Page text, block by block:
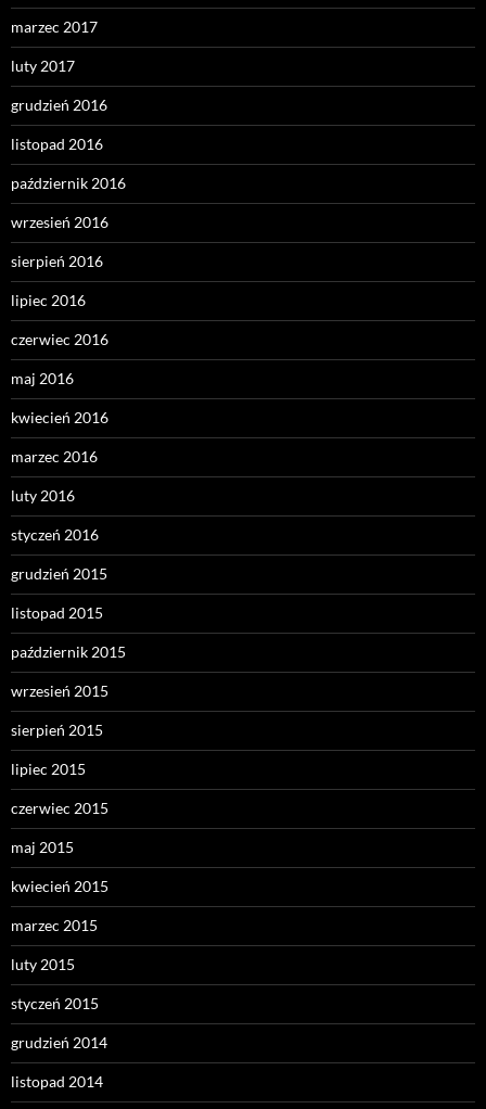
marzec 2017
luty 2017
grudzień 2016
listopad 2016
październik 2016
wrzesień 2016
sierpień 2016
lipiec 2016
czerwiec 2016
maj 2016
kwiecień 2016
marzec 2016
luty 2016
styczeń 2016
grudzień 2015
listopad 2015
październik 2015
wrzesień 2015
sierpień 2015
lipiec 2015
czerwiec 2015
maj 2015
kwiecień 2015
marzec 2015
luty 2015
styczeń 2015
grudzień 2014
listopad 2014